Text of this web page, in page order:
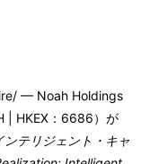
— Noah Holdings
| HKEX：6686）が
ンテリジェント・キャ